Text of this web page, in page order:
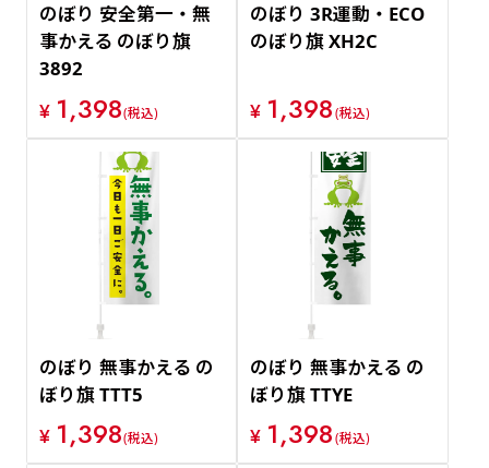
のぼり 安全第一・無
事かえる のぼり旗
3892
¥ 1,398(税込)
のぼり 3R運動・ECO
のぼり旗 XH2C
¥ 1,398(税込)
のぼり 無事かえる の
ぼり旗 TTT5
¥ 1,398(税込)
のぼり 無事かえる の
ぼり旗 TTYE
¥ 1,398(税込)